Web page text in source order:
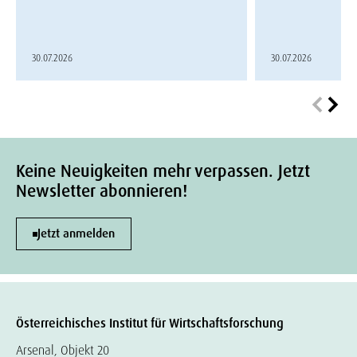
30.07.2026 30.07.2026
Keine Neuigkeiten mehr verpassen. Jetzt
Newsletter abonnieren!
Jetzt anmelden
Österreichisches Institut für Wirtschaftsforschung
Arsenal, Objekt 20